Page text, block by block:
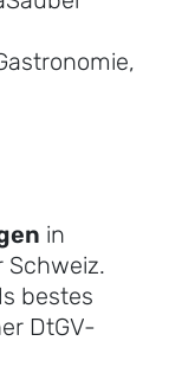
in
Schweiz.
bestes
DtGV-